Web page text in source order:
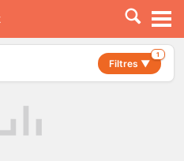
Filtres ▼
1